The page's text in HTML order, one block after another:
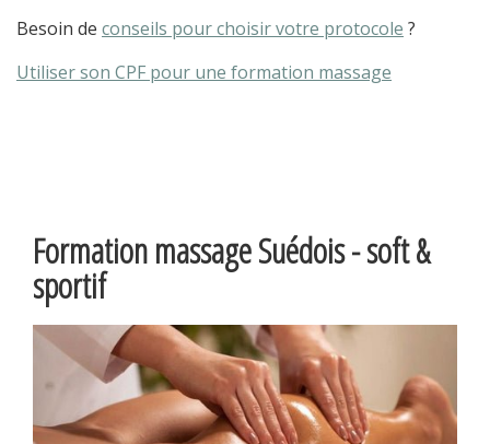
Besoin de conseils pour choisir votre protocole ?
Utiliser son CPF pour une formation massage
Formation massage Suédois - soft &
sportif